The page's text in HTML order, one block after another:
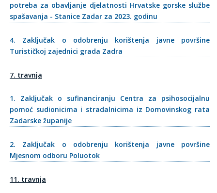
potreba za obavljanje djelatnosti Hrvatske gorske službe
spašavanja - Stanice Zadar za 2023. godinu
4. Zaključak o odobrenju korištenja javne površine
Turističkoj zajednici grada Zadra
7. travnja
1. Zaključak o sufinanciranju Centra za psihosocijalnu
pomoć sudionicima i stradalnicima iz Domovinskog rata
Zadarske županije
2. Zaključak o odobrenju korištenja javne površine
Mjesnom odboru Poluotok
11. travnja